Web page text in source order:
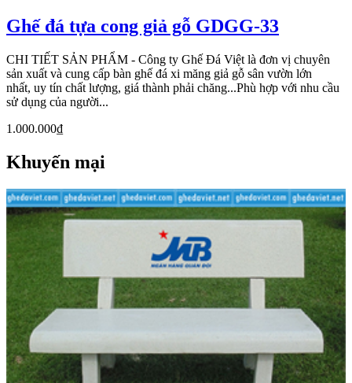
Ghế đá tựa cong giả gỗ GDGG-33
CHI TIẾT SẢN PHẨM - Công ty Ghế Đá Việt là đơn vị chuyên
sản xuất và cung cấp bàn ghế đá xi măng giả gỗ sân vườn lớn
nhất, uy tín chất lượng, giá thành phải chăng...Phù hợp với nhu cầu
sử dụng của người...
1.000.000₫
Khuyến mại